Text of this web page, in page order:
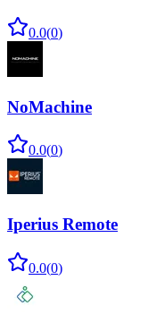
0.0(0)
NoMachine
0.0(0)
Iperius Remote
0.0(0)